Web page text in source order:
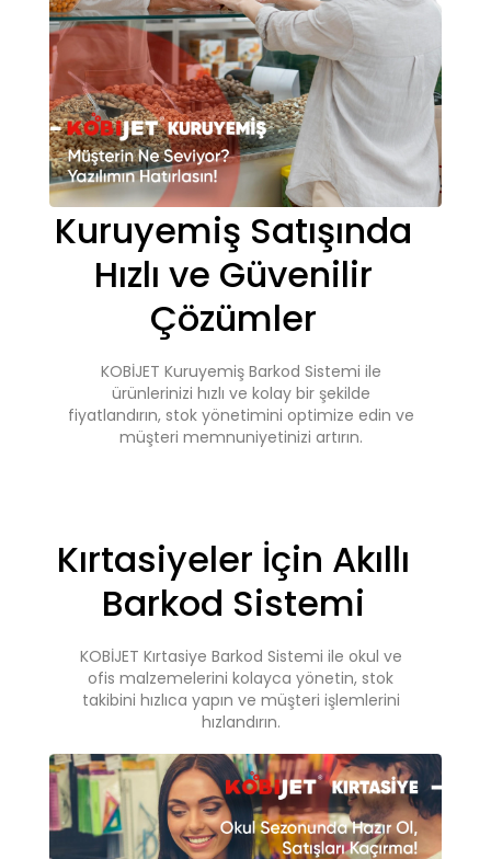
Kuruyemiş Satışında
Hızlı ve Güvenilir
Çözümler
KOBİJET Kuruyemiş Barkod Sistemi ile
ürünlerinizi hızlı ve kolay bir şekilde
fiyatlandırın, stok yönetimini optimize edin ve
müşteri memnuniyetinizi artırın.
Kırtasiyeler İçin Akıllı
Barkod Sistemi
KOBİJET Kırtasiye Barkod Sistemi ile okul ve
ofis malzemelerini kolayca yönetin, stok
takibini hızlıca yapın ve müşteri işlemlerini
hızlandırın.